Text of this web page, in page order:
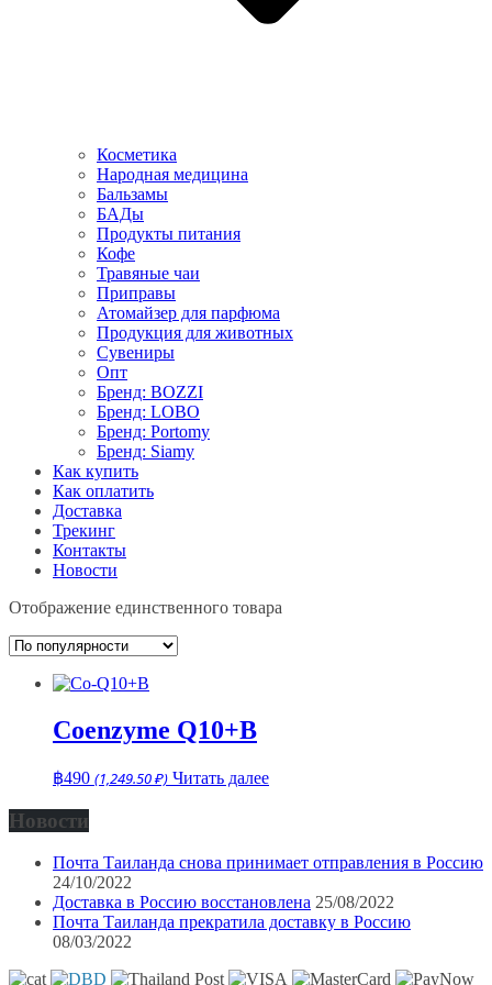
Косметика
Народная медицина
Бальзамы
БАДы
Продукты питания
Кофе
Травяные чаи
Приправы
Атомайзер для парфюма
Продукция для животных
Сувениры
Опт
Бренд: BOZZI
Бренд: LOBO
Бренд: Portomy
Бренд: Siamy
Как купить
Как оплатить
Доставка
Трекинг
Контакты
Новости
Отображение единственного товара
Coenzyme Q10+B
฿490 (1,249.50 ₽) Читать далее
Новости
Почта Таиланда снова принимает отправления в Россию
24/10/2022
Доставка в Россию восстановлена 25/08/2022
Почта Таиланда прекратила доставку в Россию
08/03/2022